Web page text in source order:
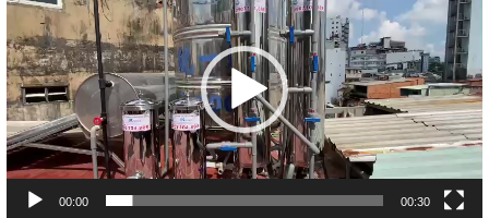
Video
00:00 00:30